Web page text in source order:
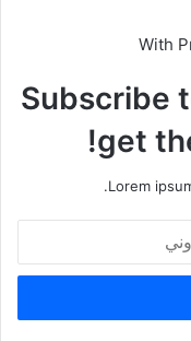
With
Subscribe
get
Lorem